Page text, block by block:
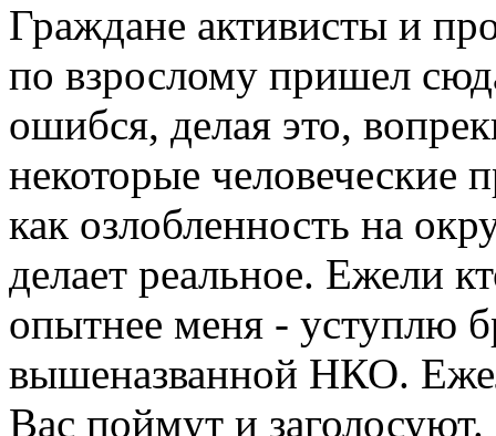
Граждане активисты и
по взрослому пришел
ошибся, делая это,
некоторые человеческие
как озлобленность на
делает реальное. Ежели
опытнее меня - уступлю
вышеназванной НКО.
Вас поймут и